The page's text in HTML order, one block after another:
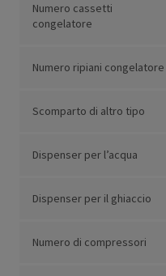
Numero cassetti
congelatore
Numero ripiani congelatore
Scomparto di altro tipo
Dispenser per l’acqua
Dispenser per il ghiaccio
Numero di compressori